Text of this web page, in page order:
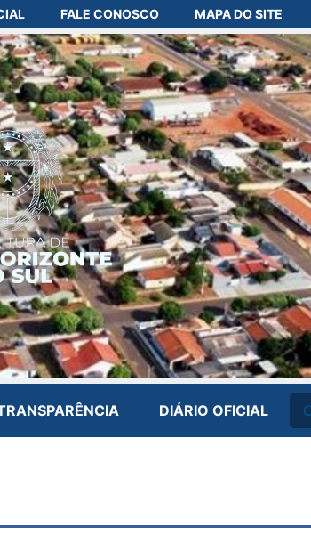
FALE CONOSCO MAPA DO SITE
DIÁRIO OFICIAL